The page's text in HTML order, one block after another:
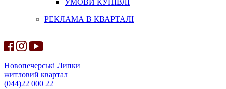
УМОВИ КУПІВЛІ
РЕКЛАМА В КВАРТАЛІ
Новопечерські Липки
житловий квартал
(044)22 000 22